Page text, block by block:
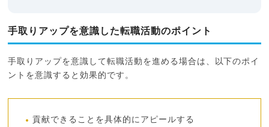
手取りアップを意識した転職活動のポイント
手取りアップを意識して転職活動を進める場合は、以下のポイ
ントを意識すると効果的です。
貢献できることを具体的にアピールする